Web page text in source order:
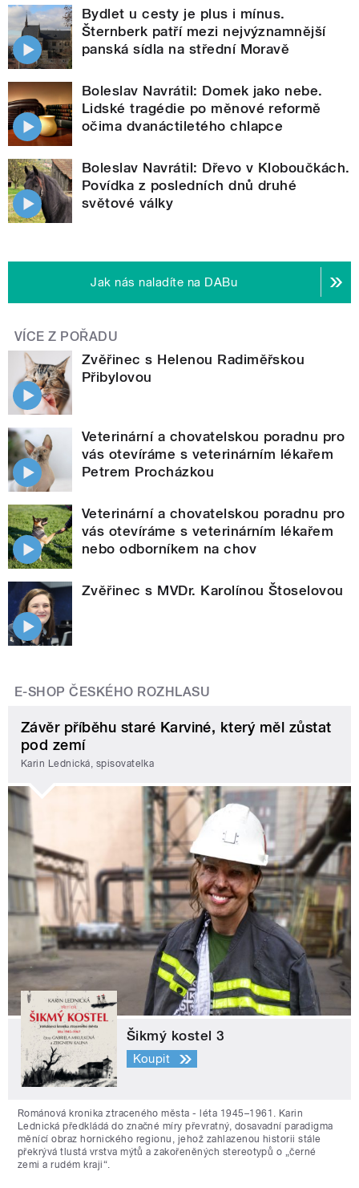
Bydlet u cesty je plus i mínus.
Šternberk patří mezi nejvýznamnější
panská sídla na střední Moravě
Boleslav Navrátil: Domek jako nebe.
Lidské tragédie po měnové reformě
očima dvanáctiletého chlapce
Boleslav Navrátil: Dřevo v Kloboučkách.
Povídka z posledních dnů druhé
světové války
Jak nás naladíte na DABu
VÍCE Z POŘADU
Zvěřinec s Helenou Radiměřskou
Přibylovou
Veterinární a chovatelskou poradnu pro
vás otevíráme s veterinárním lékařem
Petrem Procházkou
Veterinární a chovatelskou poradnu pro
vás otevíráme s veterinárním lékařem
nebo odborníkem na chov
Zvěřinec s MVDr. Karolínou Štoselovou
E-SHOP ČESKÉHO ROZHLASU
Závěr příběhu staré Karviné, který měl zůstat
pod zemí
Karin Lednická, spisovatelka
Šikmý kostel 3
Koupit
Románová kronika ztraceného města - léta 1945–1961. Karin
Lednická předkládá do značné míry převratný, dosavadní paradigma
měnící obraz hornického regionu, jehož zahlazenou historii stále
překrývá tlustá vrstva mýtů a zakořeněných stereotypů o „černé
zemi a rudém kraji“.